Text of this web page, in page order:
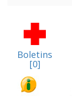
Boletins
[0]